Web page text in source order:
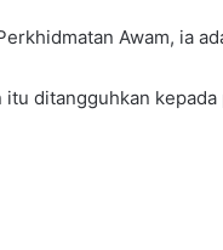
Awam, ia
itu ditangguhkan